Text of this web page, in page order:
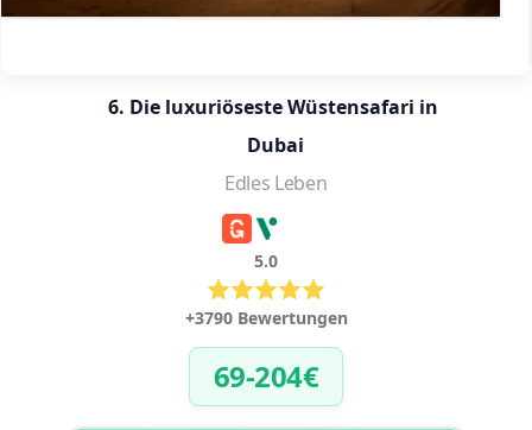
6. Die luxuriöseste Wüstensafari in
Dubai
Edles Leben
5.0
+3790 Bewertungen
69-204€